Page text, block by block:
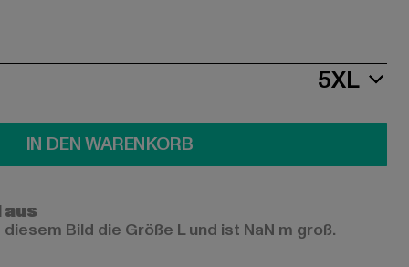
5XL
IN DEN WARENKORB
Bild die Größe L und ist NaN m groß.